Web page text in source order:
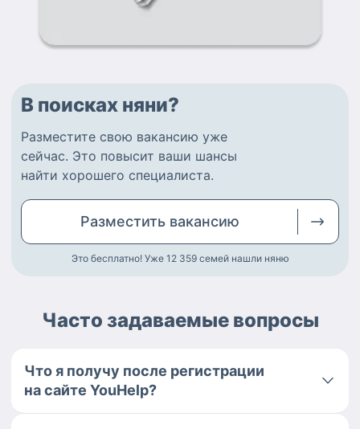
В поисках няни?
Разместите свою вакансию уже
сейчас. Это повысит ваши шансы
найти хорошего специалиста.
Разместить вакансию
Это бесплатно! Уже 12 359 семей нашли няню
Часто задаваемые вопросы
Что я получу после регистрации
на сайте YouHelp?